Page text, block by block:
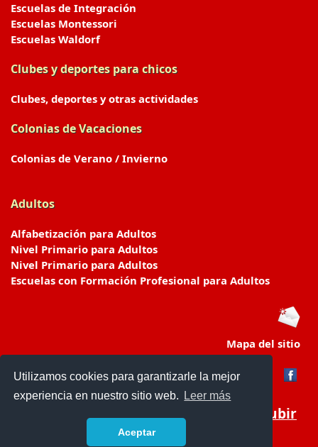
Utilizamos cookies para garantizarle la mejor
experiencia en nuestro sitio web.
Leer más
Aceptar
Escuelas de Integración
Escuelas Montessori
Escuelas Waldorf
Clubes y deportes para chicos
Clubes, deportes y otras actividades
Colonias de Vacaciones
Colonias de Verano / Invierno
Adultos
Alfabetización para Adultos
Nivel Primario para Adultos
Nivel Primario para Adultos
Escuelas con Formación Profesional para Adultos
Mapa del sitio
Subir